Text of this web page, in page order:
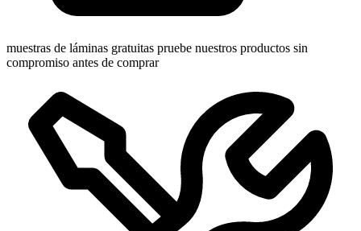
muestras de láminas gratuitas pruebe nuestros productos sin
compromiso antes de comprar